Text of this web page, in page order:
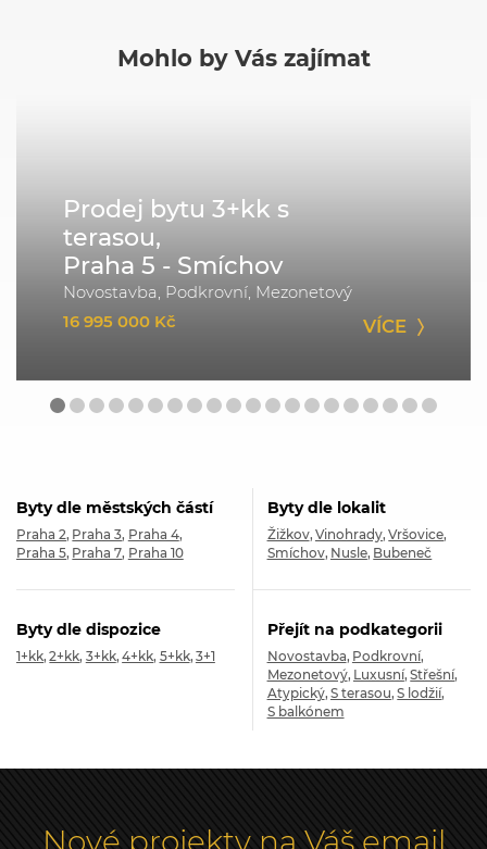
Mohlo by Vás zajímat
Prodej bytu 3+kk s
terasou,
Praha 5 - Smíchov
Novostavba, Podkrovní, Mezonetový
16 995 000 Kč
VÍCE
Byty dle městských částí
Praha 2 Praha 3 Praha 4
Praha 5 Praha 7 Praha 10
Byty dle lokalit
Žižkov Vinohrady Vršovice
Smíchov Nusle Bubeneč
Byty dle dispozice
1+kk 2+kk 3+kk 4+kk 5+kk 3+1
Přejít na podkategorii
Novostavba Podkrovní
Mezonetový Luxusní Střešní
Atypický S terasou S lodžií
S balkónem
Nové projekty na Váš email